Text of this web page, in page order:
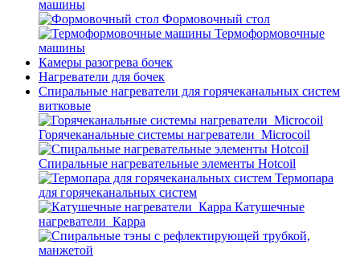
машины
Формовочный стол
Термоформовочные
машины
Камеры разогрева бочек
Нагреватели для бочек
Спиральные нагреватели для горячеканальных систем
витковые
Горячеканальные системы нагреватели_Microcoil
Спиральные нагревательные элементы Hotcoil
Термопара
для горячеканальных систем
Катушечные
нагреватели_Карра